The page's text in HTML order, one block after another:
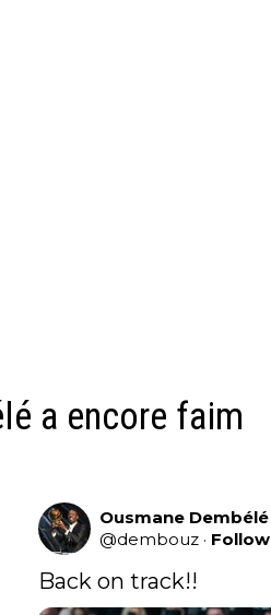
a encore faim
Ousmane Dembélé
@dembouz · Follow
Back on track!!